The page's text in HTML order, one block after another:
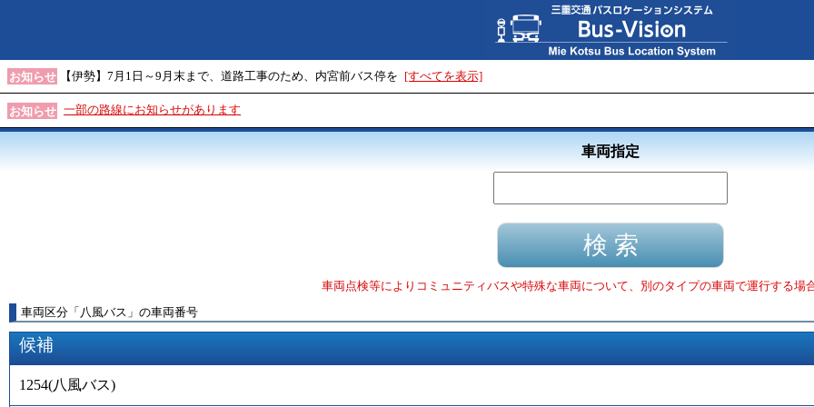
お知らせ 【伊勢】7月1日～9月末まで、道路工事のため、内宮前バス停を [すべてを表示]
お知らせ 一部の路線にお知らせがあります
車両指定
車両点検等によりコミュニティバスや特殊な車両について、別のタイプの車両で運行する場
車両区分 「 八風バス 」 の車両番号
候補
1254(八風バス)